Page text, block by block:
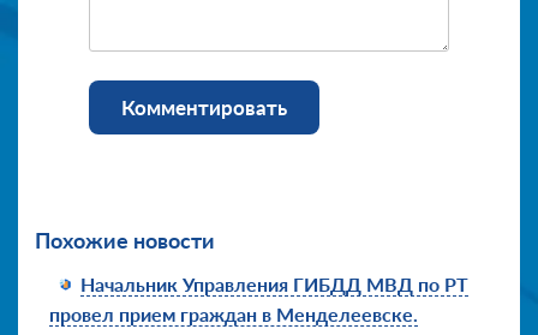
Комментировать
Похожие новости
Начальник Управления ГИБДД МВД по РТ
провел прием граждан в Менделеевске.